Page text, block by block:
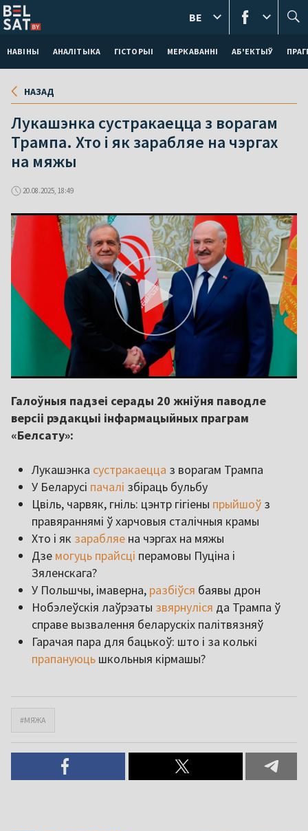
НАВІНЫ АНАЛІТЫКА ГІСТОРЫІ МЕРКАВАННI АБ'ЕКТЫЎ
BE
НАЗАД
Лукашэнка сустракаецца з ворагам
Трампа. Хто і як зарабляе на чэргах
на мяжы
20.08.2025, 18:49
Галоўныя падзеі серады 20 жніўня паводле
версіі рэдакцыі інфармацыйных праграм
«Белсату»:
Лукашэнка сустракаецца з ворагам Трампа
У Беларусі пачалі збіраць бульбу
Цвіль, чарвяк, гніль: цэнтр гігіены прыйшоў з
правяраннямі ў харчовыя сталічныя крамы
Хто і як зарабляе на чэргах на мяжы
Дзе могуць прайсці перамовы Пуціна і
Зяленскага?
У Польшчы, імаверна, разбіўся баявы дрон
Нобэлеўскія лаўрэаты звярнуліся да Трампа ў
справе вызвалення беларускіх палітвязняў
Гарачая пара для бацькоў: што і за колькі
прапануюць школьныя кірмашы?
#МЯЖА